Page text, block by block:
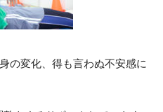
の変化、得も言わぬ不安感に